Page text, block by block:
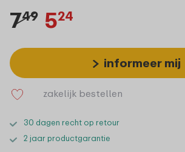
749 524
informeer mij
zakelijk bestellen
30 dagen recht op retour
2 jaar productgarantie